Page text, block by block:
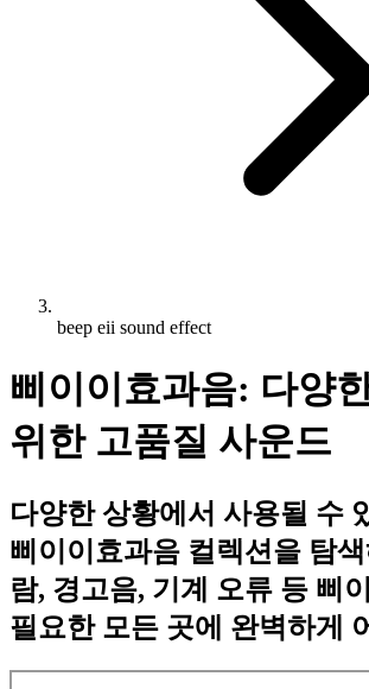
beep eii sound effect
삐이이효과음: 다양
위한 고품질 사운드
다양한 상황에서 사용될 수
삐이이효과음 컬렉션을 탐
람, 경고음, 기계 오류 등 삐
필요한 모든 곳에 완벽하게